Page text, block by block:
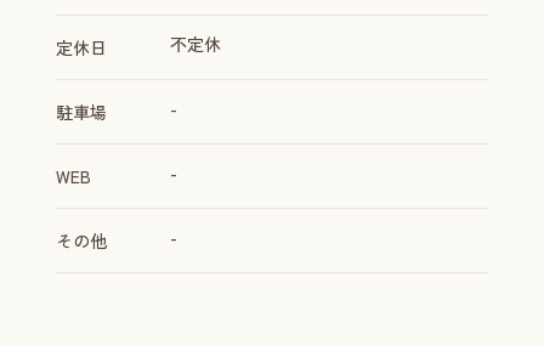
定休日 不定休
駐車場 -
WEB -
その他 -